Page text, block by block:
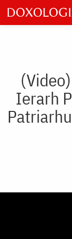
Skip
to
main
Ierarh